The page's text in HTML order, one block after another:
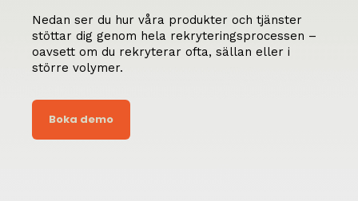
Nedan ser du hur våra produkter och tjänster
stöttar dig genom hela rekryteringsprocessen –
oavsett om du rekryterar ofta, sällan eller i
större volymer.
Boka demo